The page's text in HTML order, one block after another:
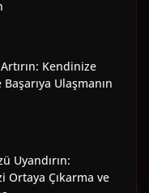
Kendinize
Ulaşmanın
Uyandırın:
Ortaya Çıkarma ve